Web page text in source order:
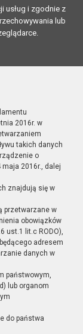
usług i zgodnie z
lub
2016r. w
takich danych
o
maja 2016r., dalej
znajdują się w
przetwarzane w
obowiązków
ust.1 lit.c RODO),
adresem
danych w
państwowym,
lub organom
do państwa